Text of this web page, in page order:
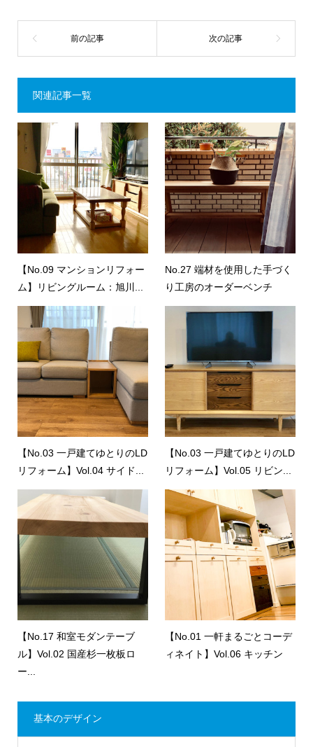
関連記事一覧
【No.09 マンションリフォー
ム】リビングルーム：旭川...
No.27 端材を使用した手づく
り工房のオーダーベンチ
【No.03 一戸建てゆとりのLD
リフォーム】Vol.04 サイド...
【No.03 一戸建てゆとりのLD
リフォーム】Vol.05 リビン...
【No.17 和室モダンテーブ
ル】Vol.02 国産杉一枚板ロ
ー...
【No.01 一軒まるごとコーデ
ィネイト】Vol.06 キッチン
基本のデザイン